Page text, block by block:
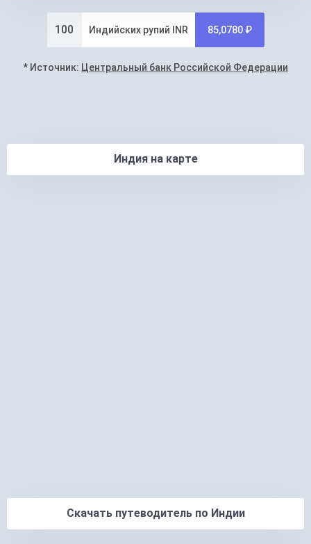
100 Индийских рупий INR 85,0780 ₽
* Источник: Центральный банк Российской Федерации
Индия на карте
Скачать путеводитель по Индии